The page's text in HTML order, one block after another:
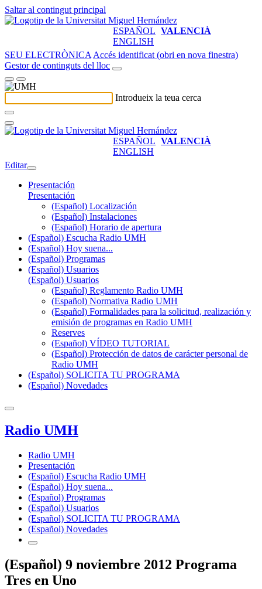
Saltar al contingut principal
ESPAÑOL VALENCIÀ
ENGLISH
SEU ELECTRÒNICA Accés identificat (obri en nova finestra)
Gestor de continguts del lloc
Introdueix la teua cerca
ESPAÑOL VALENCIÀ
ENGLISH
Editar
Presentación
Presentación
(Español) Localización
(Español) Instalaciones
(Español) Horario de apertura
(Español) Escucha Radio UMH
(Español) Hoy suena...
(Español) Programas
(Español) Usuarios
(Español) Usuarios
(Español) Reglamento Radio UMH
(Español) Normativa Radio UMH
(Español) Formalidades para la solicitud, realización y
emisión de programas en Radio UMH
Reserves
(Español) VÍDEO TUTORIAL
(Español) Protección de datos de carácter personal de
Radio UMH
(Español) SOLICITA TU PROGRAMA
(Español) Novedades
Radio UMH
Radio UMH
Presentación
(Español) Escucha Radio UMH
(Español) Hoy suena...
(Español) Programas
(Español) Usuarios
(Español) SOLICITA TU PROGRAMA
(Español) Novedades
(Español) 9 noviembre 2012 Programa
Tres en Uno